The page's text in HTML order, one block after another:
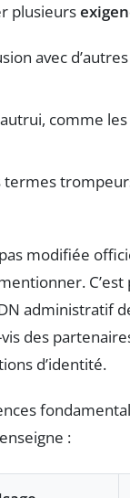
plusieurs
avec
comme
termes
modifiée
C’est
administratif
des
d’identité.
: